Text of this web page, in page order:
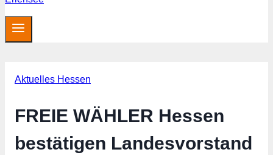
Aktuelles Hessen
FREIE WÄHLER Hessen
bestätigen Landesvorstand